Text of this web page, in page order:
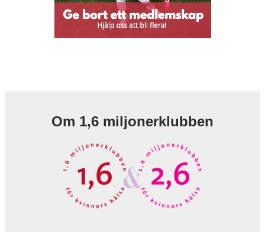
Om 1,6 miljonerklubben